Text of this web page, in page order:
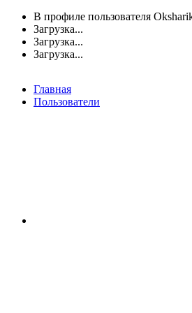
В профиле пользователя
Загрузка...
Загрузка...
Загрузка...
Главная
Пользователи